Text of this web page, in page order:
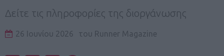
Δείτε τις πληροφορίες της διοργάνωσης
26 Ιουνίου 2026 του Runner Magazine